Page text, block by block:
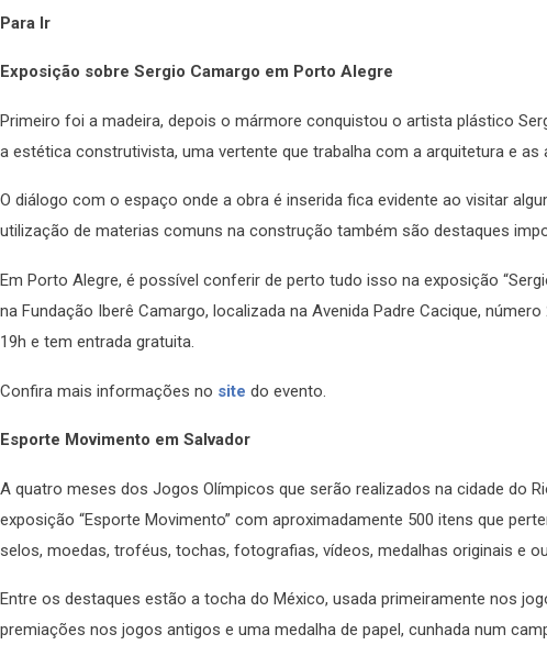
Para Ir
Exposição sobre Sergio Camargo em Porto Alegre
Primeiro foi a madeira, depois o mármore conquistou o artista plástico
a estética construtivista, uma vertente que trabalha com a arquitetura e as
O diálogo com o espaço onde a obra é inserida fica evidente ao visitar
utilização de materias comuns na construção também são destaques
Em Porto Alegre, é possível conferir de perto tudo isso na exposição
na Fundação Iberê Camargo, localizada na Avenida Padre Cacique,
19h e tem entrada gratuita.
Confira mais informações no site do evento.
Esporte Movimento em Salvador
A quatro meses dos Jogos Olímpicos que serão realizados na cidade do
exposição “Esporte Movimento” com aproximadamente 500 itens que
selos, moedas, troféus, tochas, fotografias, vídeos, medalhas originais e
Entre os destaques estão a tocha do México, usada primeiramente nos
premiações nos jogos antigos e uma medalha de papel, cunhada num